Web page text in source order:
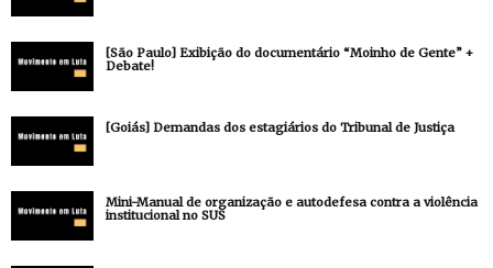
[São Paulo] Exibição do documentário “Moinho de Gente” +
Debate!
[Goiás] Demandas dos estagiários do Tribunal de Justiça
Mini-Manual de organização e autodefesa contra a violência
institucional no SUS